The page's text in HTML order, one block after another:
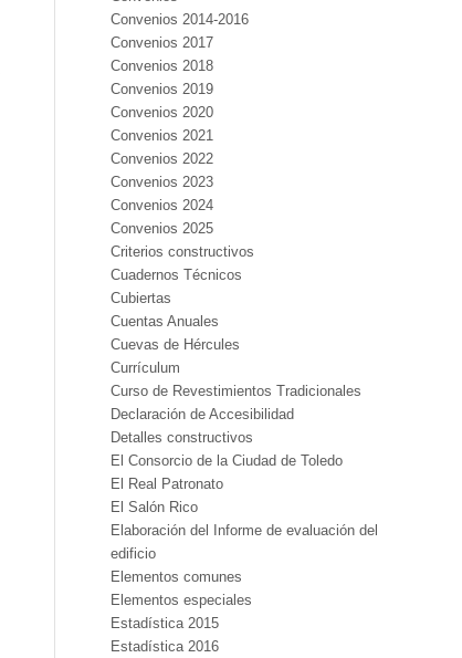
Convenios 2014-2016
Convenios 2017
Convenios 2018
Convenios 2019
Convenios 2020
Convenios 2021
Convenios 2022
Convenios 2023
Convenios 2024
Convenios 2025
Criterios constructivos
Cuadernos Técnicos
Cubiertas
Cuentas Anuales
Cuevas de Hércules
Currículum
Curso de Revestimientos Tradicionales
Declaración de Accesibilidad
Detalles constructivos
El Consorcio de la Ciudad de Toledo
El Real Patronato
El Salón Rico
Elaboración del Informe de evaluación del
edificio
Elementos comunes
Elementos especiales
Estadística 2015
Estadística 2016